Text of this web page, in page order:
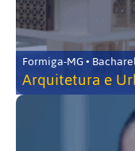
Formiga-MG •
Arquitetura e